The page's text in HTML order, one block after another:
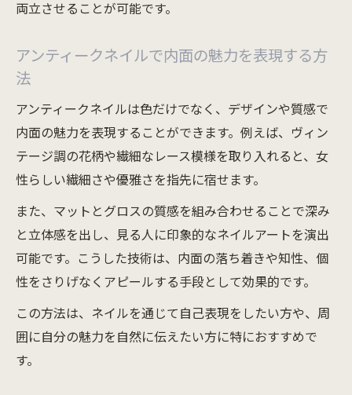
両立させることが可能です。
アンティークネイルで内面の魅力を表現する方
法
アンティークネイルは色だけでなく、デザインや質感で
内面の魅力を表現することができます。例えば、ヴィン
テージ調の花柄や繊細なレース模様を取り入れると、女
性らしい繊細さや優雅さを指先に宿せます。
また、マットとグロスの質感を組み合わせることで深み
と立体感を出し、見る人に印象的なネイルアートを演出
可能です。こうした技術は、内面の落ち着きや知性、個
性をさりげなくアピールする手段として効果的です。
この方法は、ネイルを通じて自己表現をしたい方や、周
囲に自分の魅力を自然に伝えたい方に特におすすめで
す。